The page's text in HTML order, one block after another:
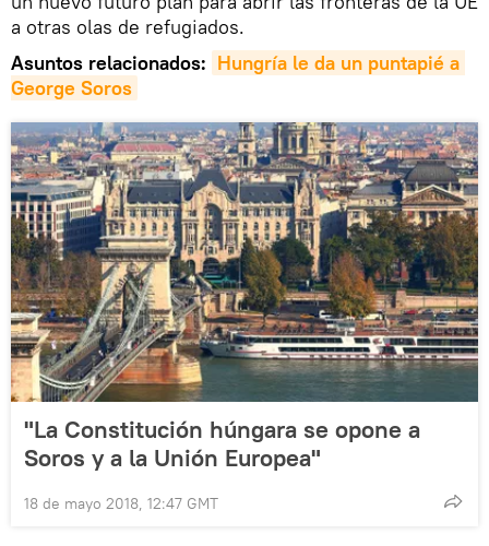
a otras olas de refugiados.
Asuntos relacionados: Hungría le da un puntapié a
George Soros
"La Constitución húngara se opone a
Soros y a la Unión Europea"
18 de mayo 2018, 12:47 GMT